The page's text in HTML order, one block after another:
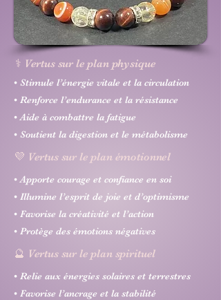
⚕️ Vertus sur le plan physique
• Stimule l’énergie vitale et la circulation
• Renforce l’endurance et la résistance
• Aide à combattre la fatigue
• Soutient la digestion et le métabolisme
💜 Vertus sur le plan émotionnel
• Apporte courage et confiance en soi
• Illumine l’esprit de joie et d’optimisme
• Favorise la créativité et l’action
• Protège des émotions négatives
🔮 Vertus sur le plan spirituel
• Relie aux énergies solaires et terrestres
• Favorise l’ancrage et la stabilité